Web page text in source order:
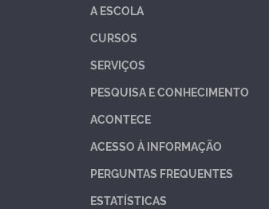
A ESCOLA
CURSOS
SERVIÇOS
PESQUISA E CONHECIMENTO
ACONTECE
ACESSO À INFORMAÇÃO
PERGUNTAS FREQUENTES
ESTATÍSTICAS